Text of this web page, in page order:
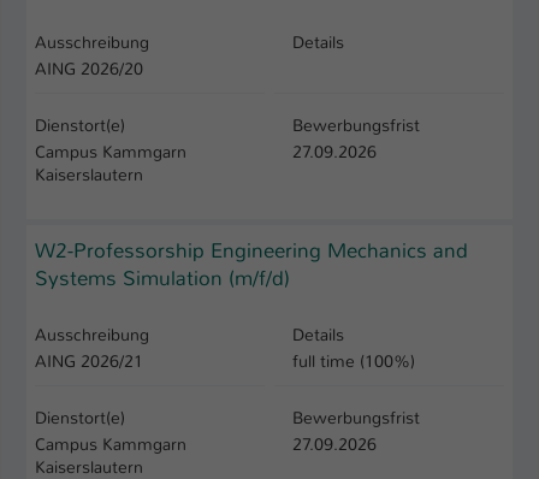
Ausschreibung
AING 2026/20
Details
Dienstort(e)
Campus Kammgarn
Kaiserslautern
Bewerbungsfrist
27.09.2026
W2-Professorship Engineering Mechanics and
Systems Simulation (m/f/d)
Ausschreibung
AING 2026/21
Details
full time (100%)
Dienstort(e)
Campus Kammgarn
Kaiserslautern
Bewerbungsfrist
27.09.2026